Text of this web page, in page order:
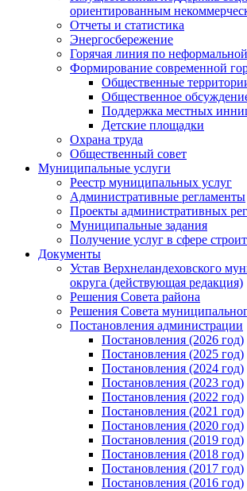
ориентированным
Отчеты и статистика
Энергосбережение
Горячая линия по неформальной
Формирование современной
Общественные
Общественное
Поддержка местных
Детские площадки
Охрана труда
Общественный совет
Муниципальные услуги
Реестр муниципальных услуг
Административные регламенты
Проекты административных
Муниципальные задания
Получение услуг в сфере
Документы
Устав Верхнеландеховского
округа (действующая редакция)
Решения Совета района
Решения Совета
Постановления администрации
Постановления (2026 год)
Постановления (2025 год)
Постановления (2024 год)
Постановления (2023 год)
Постановления (2022 год)
Постановления (2021 год)
Постановления (2020 год)
Постановления (2019 год)
Постановления (2018 год)
Постановления (2017 год)
Постановления (2016 год)